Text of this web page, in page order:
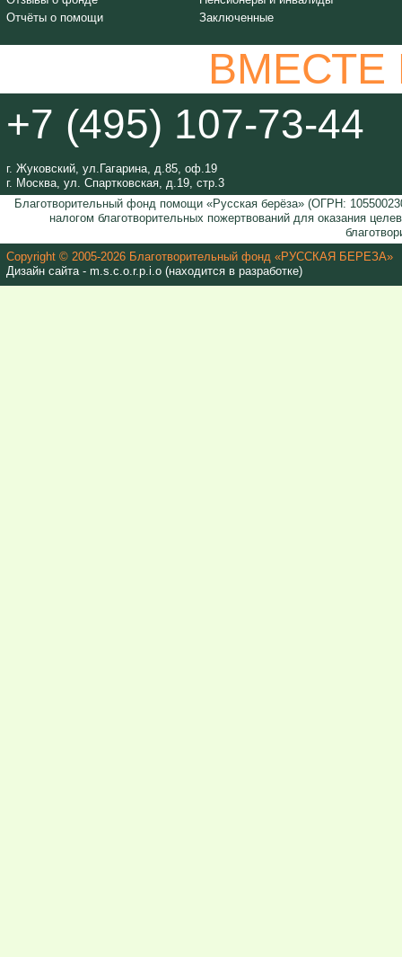
Отчёты о помощи
Заключенные
+7 (495) 107-73-44
г. Жуковский, ул.Гагарина, д.85, оф.19
г. Москва, ул. Спартковская, д.19, стр.3
Благотворительный фонд помощи «Русская берёза» (ОГРН:
налогом благотворительных пожертвований для оказания
Copyright © 2005-2026 Благотворительный фонд «РУССКАЯ БЕРЕЗА»
Дизайн сайта - m.s.c.o.r.p.i.o (находится в разработке)